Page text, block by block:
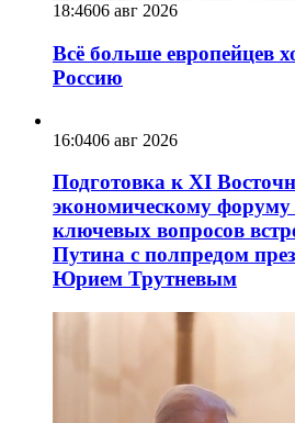
18:4606 авг 2026
Всё больше европейцев
Россию
16:0406 авг 2026
Подготовка к XI
экономическому форуму
ключевых вопросов
Путина с полпредом
Юрием Трутневым